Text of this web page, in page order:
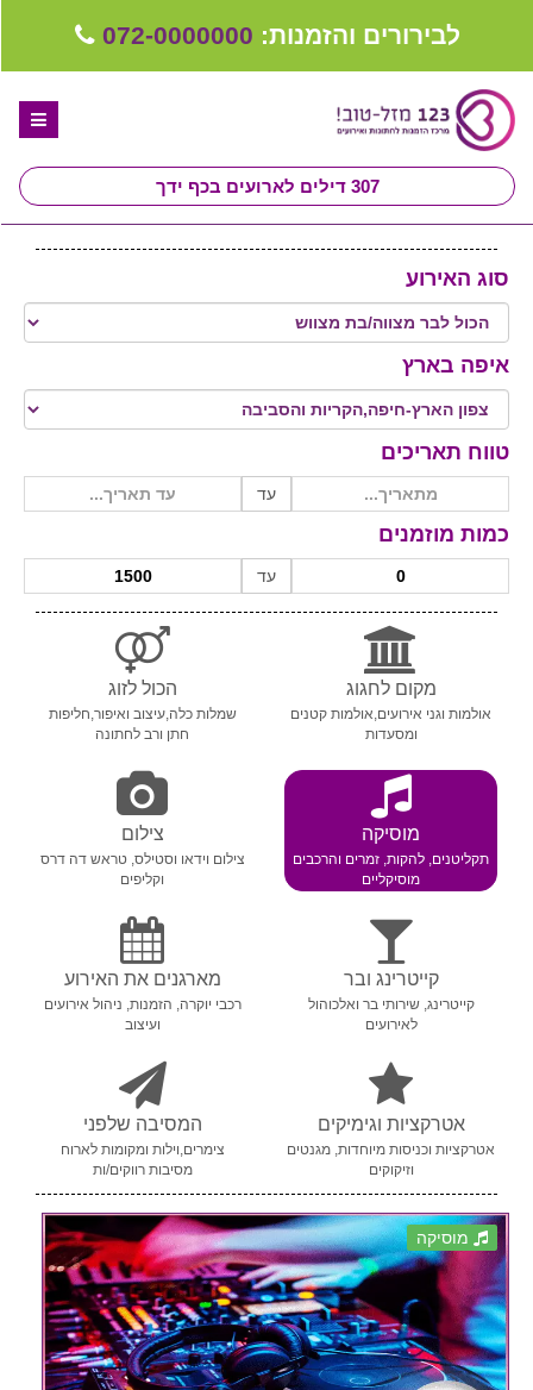
לבירורים והזמנות: 072-0000000
307 דילים לארועים בכף ידך
ספקים לחתונה מומלצים
קבלו ייעוץ בחינם
שירות אישי בקליק
סוג האירוע
איפה בארץ
טווח תאריכים
עד
כמות מוזמנים
עד
מקום לחגוג
אולמות וגני אירועים,אולמות קטנים
ומסעדות
הכול לזוג
שמלות כלה,עיצוב ואיפור,חליפות
חתן ורב לחתונה
מוסיקה
תקליטנים, להקות, זמרים והרכבים
מוסיקליים
צילום
צילום וידאו וסטילס, טראש דה דרס
וקליפים
קייטרינג ובר
קייטרינג, שירותי בר ואלכוהול
לאירועים
מארגנים את האירוע
רכבי יוקרה, הזמנות, ניהול אירועים
ועיצוב
אטרקציות וגימיקים
אטרקציות וכניסות מיוחדות, מגנטים
וזיקוקים
המסיבה שלפני
צימרים,וילות ומקומות לארוח
מסיבות רווקים/ות
מוסיקה